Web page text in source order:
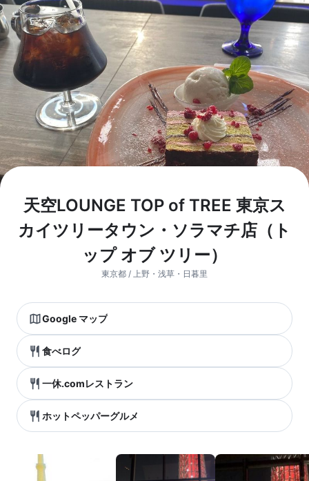
天空LOUNGE TOP of TREE 東京ス
カイツリータウン・ソラマチ店（ト
ップ オブ ツリー）
東京都 / 上野・浅草・日暮里
Google マップ
食べログ
一休.comレストラン
ホットペッパーグルメ